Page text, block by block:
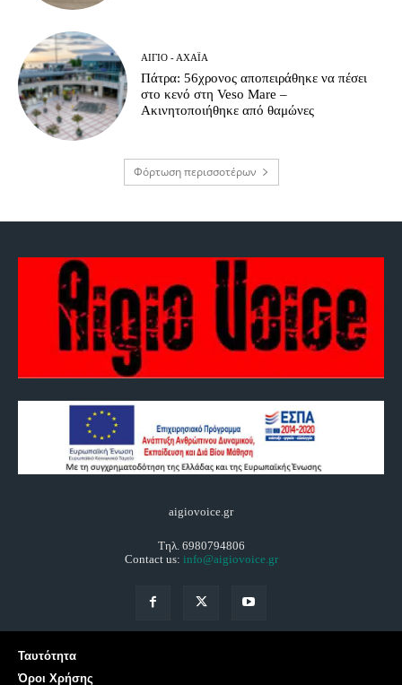
ΑΊΓΙΟ - ΑΧΑΪ́Α
Πάτρα: 56χρονος αποπειράθηκε να πέσει
στο κενό στη Veso Mare –
Ακινητοποιήθηκε από θαμώνες
Φόρτωση περισσοτέρων
aigiovoice.gr
Τηλ. 6980794806
Contact us: info@aigiovoice.gr
Ταυτότητα
Όροι Χρήσης